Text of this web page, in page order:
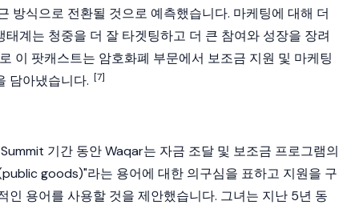
방식으로 전환될 것으로 예측했습니다. 마케팅에 대해 더
계는 청중을 더 잘 타겟팅하고 더 큰 참여와 성장을 장려
이 팟캐스트는 암호화폐 부문에서 보조금 지원 및 마케팅
담아냈습니다. [7]
기간 동안 Waqar는 자금 조달 및 보조금 프로그램의
goods)"라는 용어에 대한 의구심을 표하고 지원을 구
인 용어를 사용할 것을 제안했습니다. 그녀는 지난 5년 동